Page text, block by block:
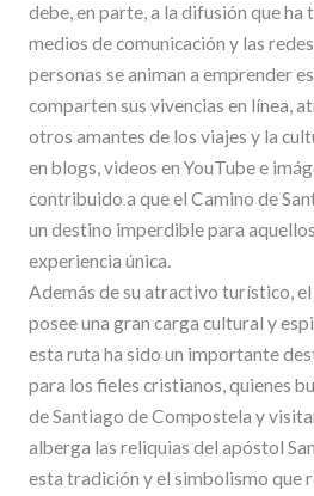
debe, en parte, a la difusión que ha
medios de comunicación y las
personas se animan a emprender
comparten sus vivencias en línea,
otros amantes de los viajes y la
en blogs, videos en YouTube e
contribuido a que el Camino de
un destino imperdible para
experiencia única.
Además de su atractivo turístico,
posee una gran carga cultural y
esta ruta ha sido un importante
para los fieles cristianos, quienes
de Santiago de Compostela y
alberga las reliquias del apóstol
esta tradición y el simbolismo que